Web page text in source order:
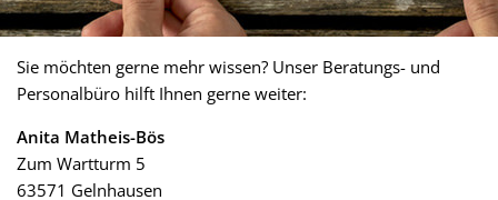
Sie möchten gerne mehr wissen? Unser Beratungs- und
Personalbüro hilft Ihnen gerne weiter:
Anita Matheis-Bös
Zum Wartturm 5
63571 Gelnhausen